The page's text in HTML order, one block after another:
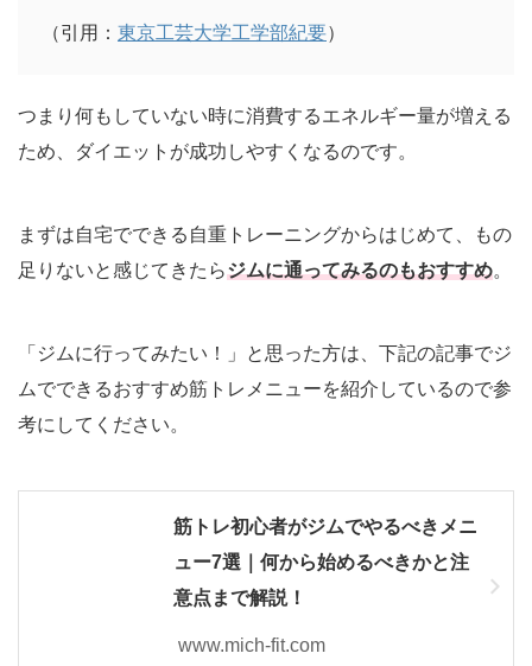
（引用： 東京工芸大学工学部紀要）
つまり何もしていない時に消費するエネルギー量が増える
ため、ダイエットが成功しやすくなるのです。
まずは自宅でできる自重トレーニングからはじめて、もの
足りないと感じてきたらジムに通ってみるのもおすすめ。
「ジムに行ってみたい！」と思った方は、下記の記事でジ
ムでできるおすすめ筋トレメニューを紹介しているので参
考にしてください。
筋トレ初心者がジムでやるべきメニ
ュー7選｜何から始めるべきかと注
意点まで解説！
www.mich-fit.com